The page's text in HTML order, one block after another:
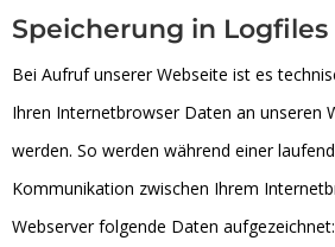
Speicherung in Logfiles
Bei Aufruf unserer Webseite ist es
Ihren Internetbrowser Daten an unseren
werden. So werden während einer
Kommunikation zwischen Ihrem
Webserver folgende Daten aufgezeichnet: